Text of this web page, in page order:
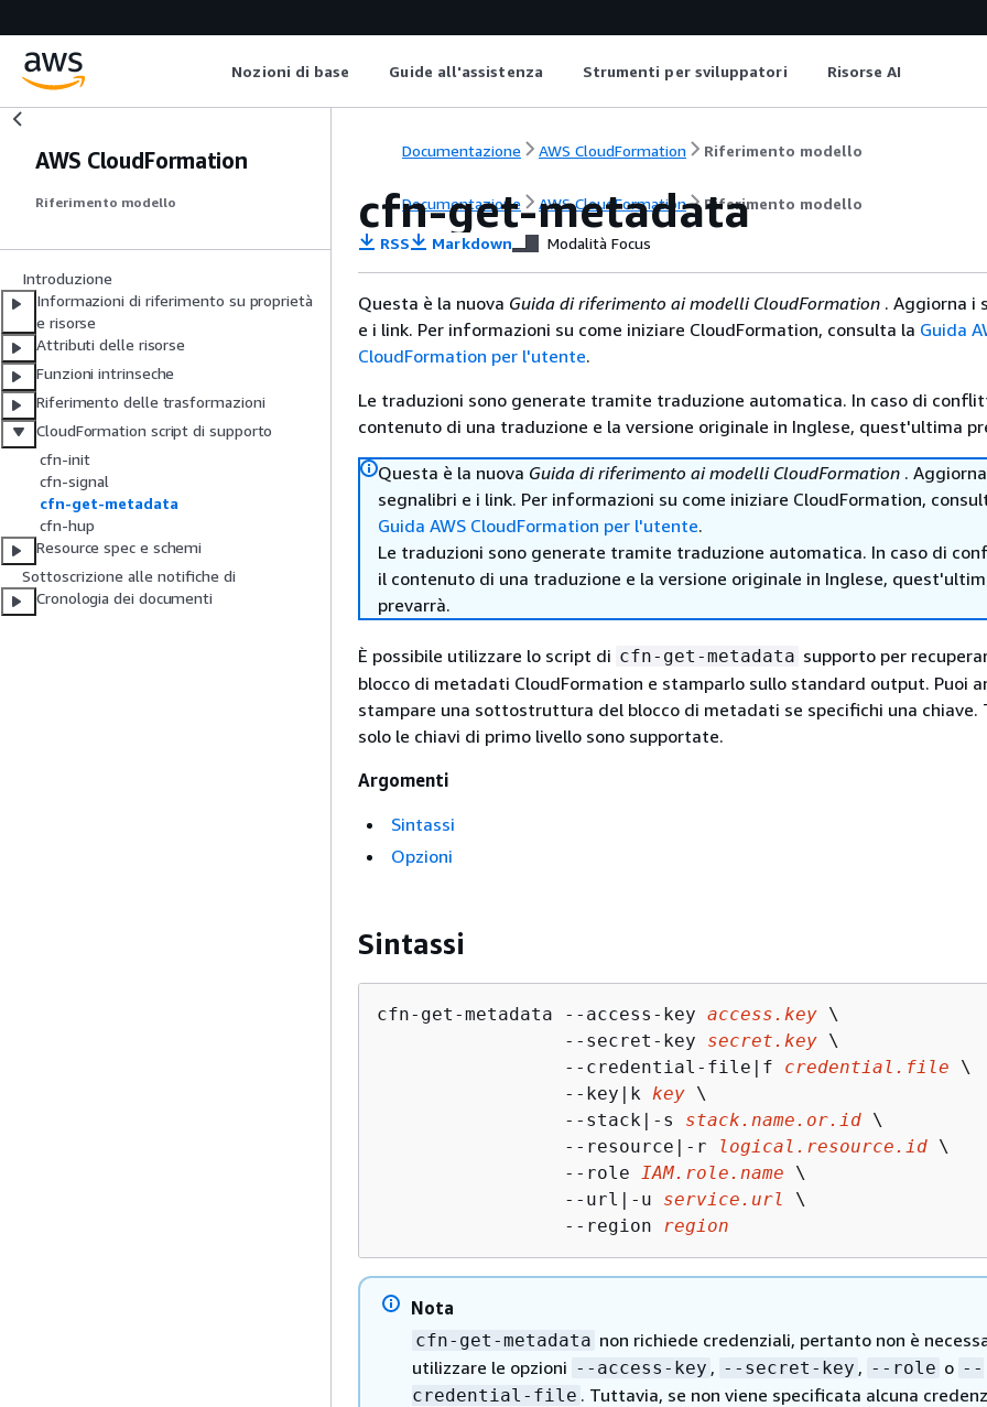
Nozioni di base Guide all'assistenza Strumenti per sviluppatori Risorse AI
AWS CloudFormation
Riferimento modello
Introduzione
Informazioni di riferimento su proprietà
e risorse
Attributi delle risorse
Funzioni intrinseche
Riferimento delle trasformazioni
CloudFormation script di supporto
cfn-init
cfn-signal
cfn-get-metadata
cfn-hup
Resource spec e schemi
Sottoscrizione alle notifiche di
Cronologia dei documenti
Documentazione AWS CloudFormation Riferimento modello
Documentazione AWS CloudFormation Riferimento modello
cfn-get-metadata
RSS Markdown Modalità Focus
Questa è la nuova Guida di riferimento ai modelli CloudFormation . Aggiorna i
e i link. Per informazioni su come iniziare CloudFormation, consulta la Guida
CloudFormation per l'utente.
Le traduzioni sono generate tramite traduzione automatica. In caso di
contenuto di una traduzione e la versione originale in Inglese, quest'ultima
Questa è la nuova Guida di riferimento ai modelli CloudFormation .
segnalibri e i link. Per informazioni su come iniziare CloudFormation,
Guida AWS CloudFormation per l'utente.
Le traduzioni sono generate tramite traduzione automatica. In caso di
il contenuto di una traduzione e la versione originale in Inglese,
prevarrà.
È possibile utilizzare lo script di cfn-get-metadata supporto per
blocco di metadati CloudFormation e stamparlo sullo standard output. Puoi
stampare una sottostruttura del blocco di metadati se specifichi una chiave.
solo le chiavi di primo livello sono supportate.
Argomenti
Sintassi
Opzioni
Sintassi
cfn-get-metadata --access-key access.key \
                 --secret-key
secret.key \
                 --credential-file|f
credential.file \
                 --key|k
key \
                 --stack|-s
stack.name.or.id \
                 --resource|-r
logical.resource.id \
                 --role
IAM.role.name \
                 --url|-u
service.url
\
                 --region
region
Nota
cfn-get-metadata non richiede credenziali, pertanto non è
utilizzare le opzioni --access-key , --secret-key , --role o --
credential-file . Tuttavia, se non viene specificata alcuna